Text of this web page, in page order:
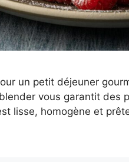
un petit déjeuner
vous garantit des
lisse, homogène et